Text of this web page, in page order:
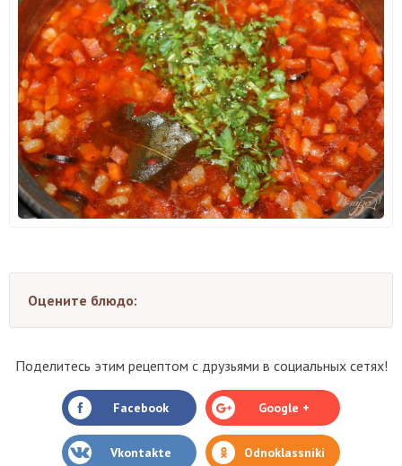
Оцените блюдо:
Поделитесь этим рецептом с друзьями в социальных сетях!
Facebook Google +
Vkontakte Odnoklassniki